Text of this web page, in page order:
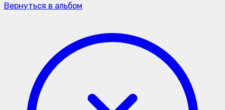
Вернуться в альбом